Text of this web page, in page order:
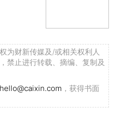
为财新传媒及/或相关权利人
禁止进行转载、摘编、复制及
hello@caixin.com ，获得书面